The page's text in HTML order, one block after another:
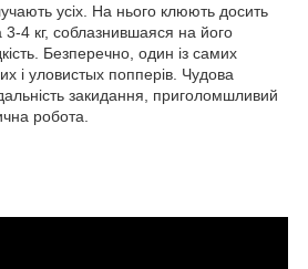
усіх. На нього клюють досить
4 кг, соблазнившаяся на його
Безперечно, один із самих
і уловистых попперів. Чудова
закидання, приголомшливий
робота.